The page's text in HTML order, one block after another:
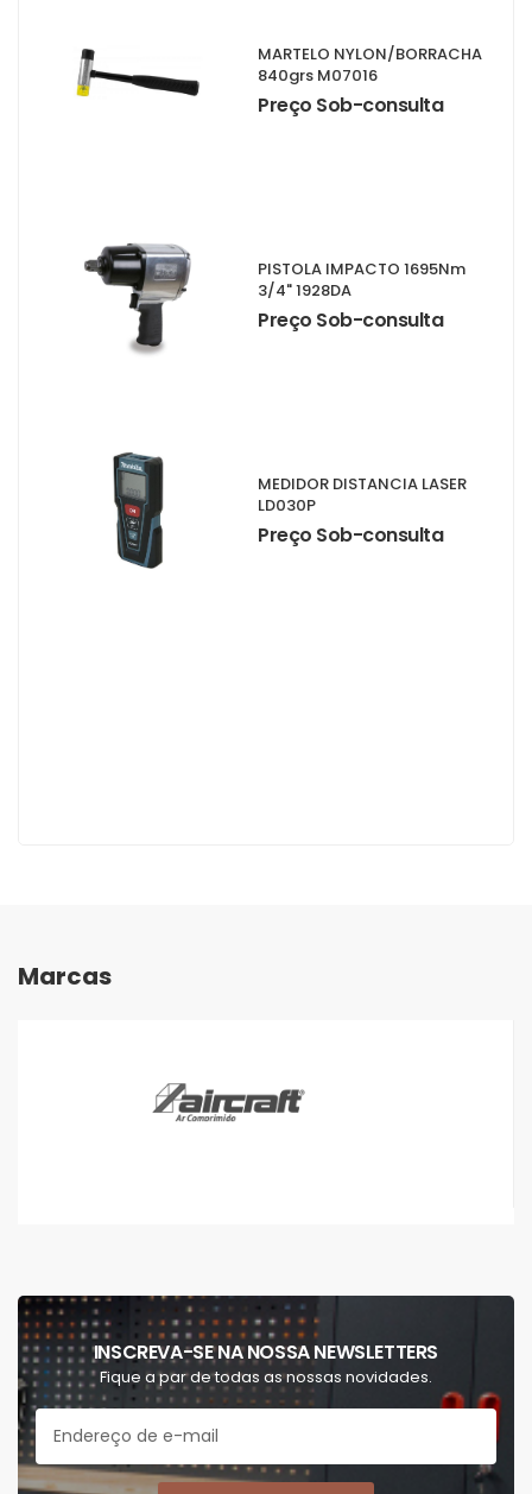
MARTELO NYLON/BORRACHA
840grs M07016
Preço Sob-consulta
PISTOLA IMPACTO 1695Nm
3/4" 1928DA
Preço Sob-consulta
MEDIDOR DISTANCIA LASER
LD030P
Preço Sob-consulta
Marcas
INSCREVA-SE NA NOSSA NEWSLETTERS
Fique a par de todas as nossas novidades.